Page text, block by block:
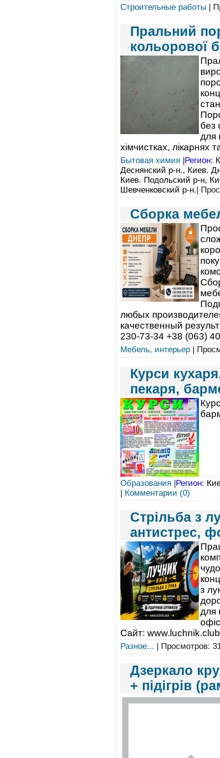
Строительные работы |
Пральний
кольорової
без
для
хімчистках, лікарнях
Бытовая химия Регион:
Деснянский р-н., Киев.
Киев. Подольский р-н,
Шевченковский р-н. |
Сборка
любых
качественный
230-73-34 +38 (063)
Мебель, интерьер |
Курси
пекаря,
Образования Регион:
Комментарии (0)
Стрільба з
антистрес,
з
для
Сайт:
Разное... | Просмотров:
Дзеркало
+ підігрів